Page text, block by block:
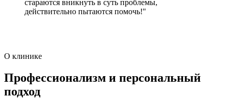
стараются вникнуть в суть проблемы,
действительно пытаются помочь!"
О клинике
Профессионализм и персональный
подход